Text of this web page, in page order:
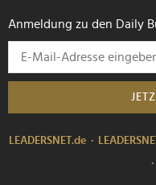
Anmeldung zu den Daily
LEADERSNET.de